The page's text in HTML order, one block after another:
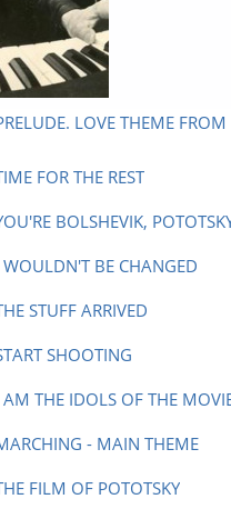
LOVE THEME FROM
FOR THE REST
BOLSHEVIK,
BE CHANGED
STUFF ARRIVED
SHOOTING
THE IDOLS OF THE
- MAIN THEME
FILM OF POTOTSKY